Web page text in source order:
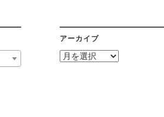
アーカイブ
ア